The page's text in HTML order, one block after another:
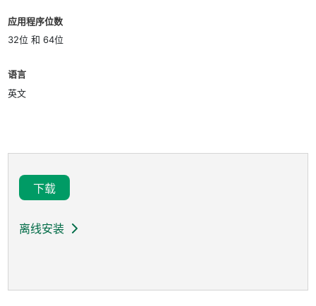
应用程序位数
32位 和 64位
语言
英文
下载
离线安装